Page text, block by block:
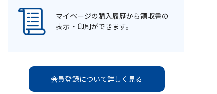
マイページの購入履歴から領収書の
表示・印刷ができます。
会員登録について詳しく見る